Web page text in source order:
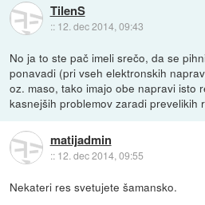
TilenS
:: 12. dec 2014, 09:43
No ja to ste pač imeli srečo, da se
ponavadi (pri vseh elektronskih
oz. maso, tako imajo obe napravi isto
kasnejših problemov zaradi prevelikih
matijadmin
:: 12. dec 2014, 09:55
Nekateri res svetujete šamansko.